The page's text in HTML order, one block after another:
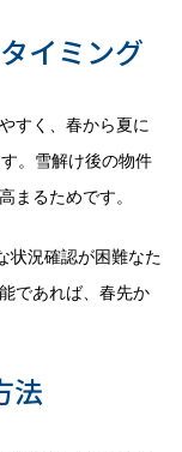
イミング
すく、春から夏に
。雪解け後の物件
まるためです。
状況確認が困難なた
であれば、春先か
法